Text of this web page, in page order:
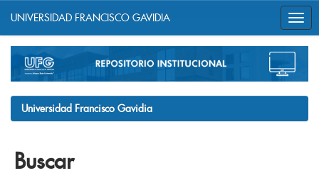
navigation
UNIVERSIDAD FRANCISCO GAVIDIA
Universidad Francisco Gavidia
Buscar